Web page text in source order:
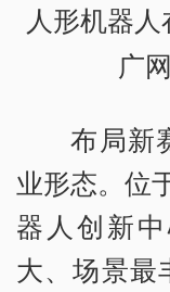
人形机器
广
布局新
业形态。位
器人创新
大、场景最